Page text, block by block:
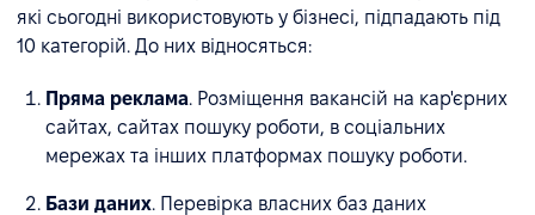
які сьогодні використовують у бізнесі, підпадають під
10 категорій. До них відносяться:
Пряма реклама. Розміщення вакансій на кар'єрних
сайтах, сайтах пошуку роботи, в соціальних
мережах та інших платформах пошуку роботи.
Бази даних. Перевірка власних баз даних